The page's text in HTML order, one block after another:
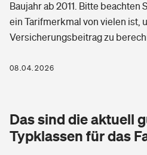
Arbeitsrechtsschutz
Berufshaftpflichtversicherung
Zur Übersicht
Tools
Glasversicherung
Pri­vate Haft­pflicht­
Kinderunfall­ver­si­che­rung
Gesundheit
Private Krankenversicherung
Dread-Disease-Versicherung
Baujahr ab 2011. Bitte beachten
ein Tarifmerkmal von vielen ist,
Versicherungsbeitrag zu
08.04.2026
Das sind die aktuell
Typklassen für das